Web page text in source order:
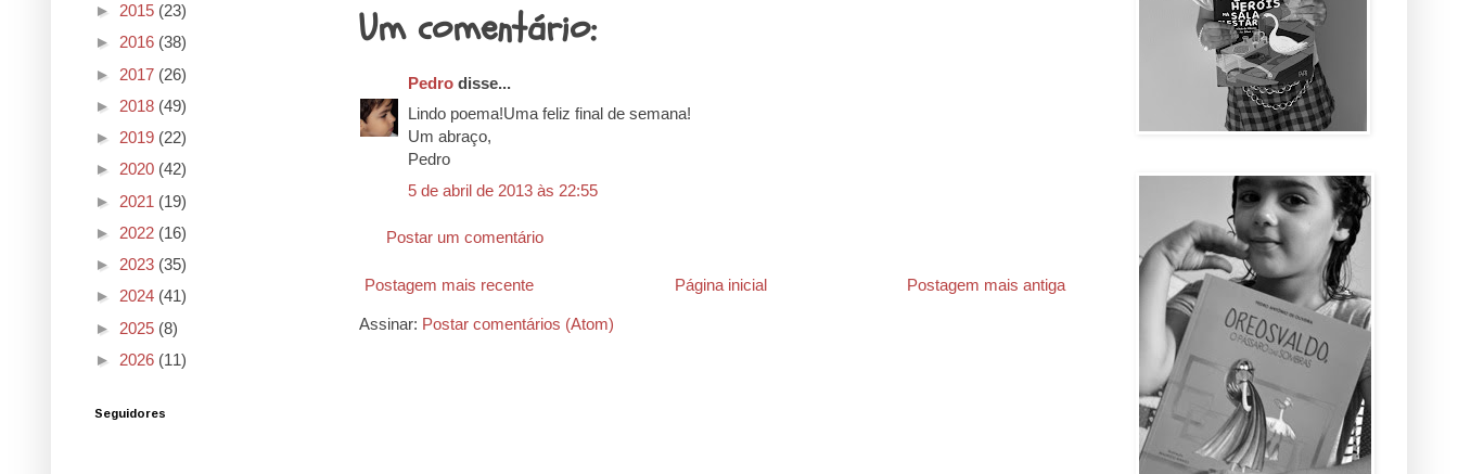
Um comentário:
Pedro disse...
Lindo poema!Uma feliz final de semana!
Um abraço,
Pedro
5 de abril de 2013 às 22:55
Postar um comentário
Postagem mais recente Postagem mais antiga
Página inicial
Assinar: Postar comentários (Atom)
► 2015 (23)
► 2016 (38)
► 2017 (26)
► 2018 (49)
► 2019 (22)
► 2020 (42)
► 2021 (19)
► 2022 (16)
► 2023 (35)
► 2024 (41)
► 2025 (8)
► 2026 (11)
Seguidores